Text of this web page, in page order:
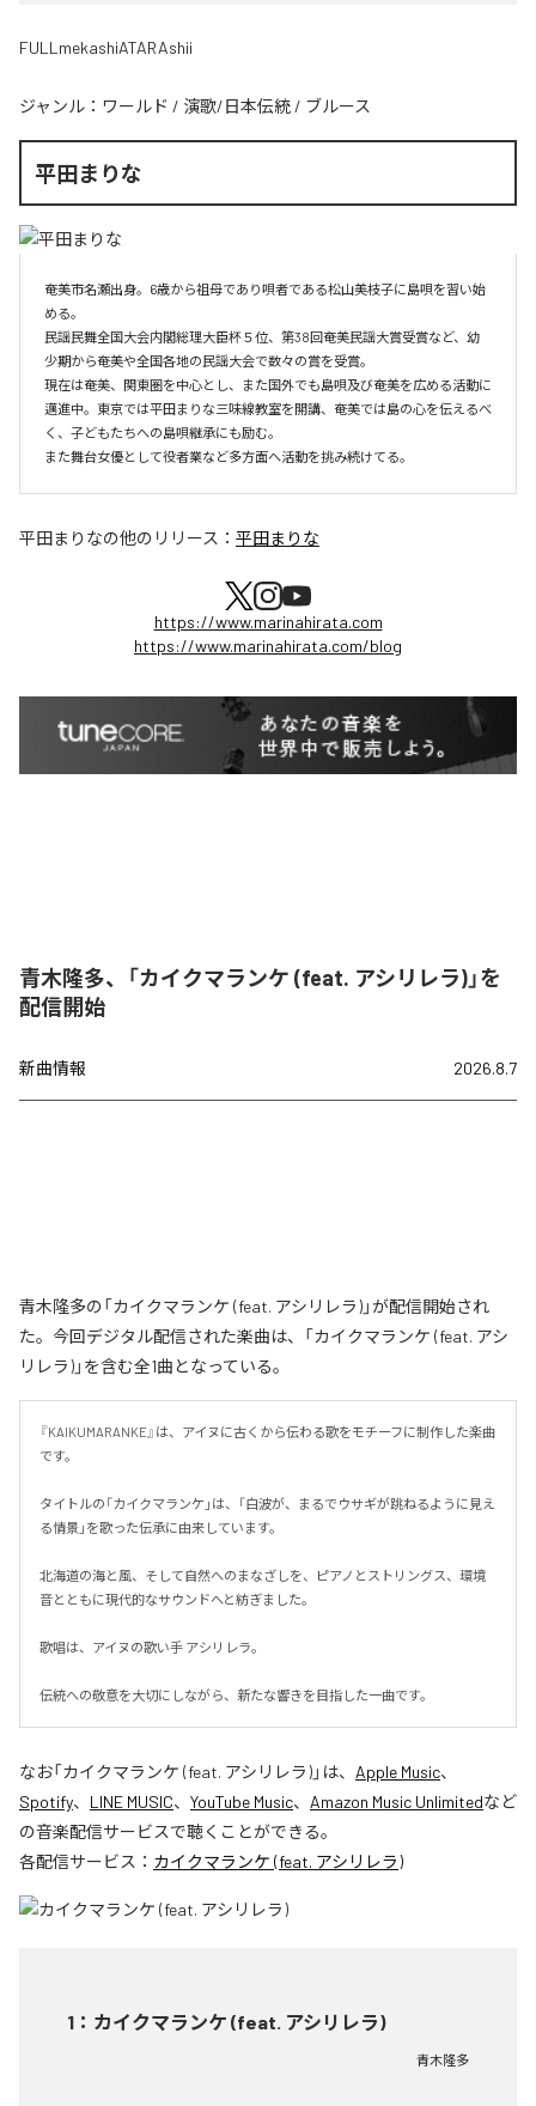
FULLmekashiATARAshii
ジャンル： ワールド / 演歌/日本伝統 / ブルース
平田まりな
奄美市名瀬出身。6歳から祖母であり唄者である松山美枝子に島唄を習い始
める。
民謡民舞全国大会内閣総理大臣杯５位、第38回奄美民謡大賞受賞など、幼
少期から奄美や全国各地の民謡大会で数々の賞を受賞。
現在は奄美、関東圏を中心とし、また国外でも島唄及び奄美を広める活動に
邁進中。東京では平田まりな三味線教室を開講、奄美では島の心を伝えるべ
く、子どもたちへの島唄継承にも励む。
また舞台女優として役者業など多方面へ活動を挑み続けてる。
平田まりなの他のリリース： 平田まりな
https://www.marinahirata.com
https://www.marinahirata.com/blog
青木隆多、「カイクマランケ (feat. アシリレラ)」を
配信開始
新曲情報 2026.8.7
青木隆多の「カイクマランケ (feat. アシリレラ)」が配信開始され
た。今回デジタル配信された楽曲は、「カイクマランケ (feat. アシ
リレラ)」を含む全1曲となっている。
『KAIKUMARANKE』は、アイヌに古くから伝わる歌をモチーフに制作した楽曲
です。
タイトルの「カイクマランケ」は、「白波が、まるでウサギが跳ねるように見え
る情景」を歌った伝承に由来しています。
北海道の海と風、そして自然へのまなざしを、ピアノとストリングス、環境
音とともに現代的なサウンドへと紡ぎました。
歌唱は、アイヌの歌い手 アシリレラ。
伝統への敬意を大切にしながら、新たな響きを目指した一曲です。
なお「カイクマランケ (feat. アシリレラ)」は、 Apple Music、
Spotify、 LINE MUSIC、 YouTube Music、 Amazon Music Unlimitedなど
の音楽配信サービスで聴くことができる。
各配信サービス： カイクマランケ (feat. アシリレラ)
1 ： カイクマランケ (feat. アシリレラ)
青木隆多